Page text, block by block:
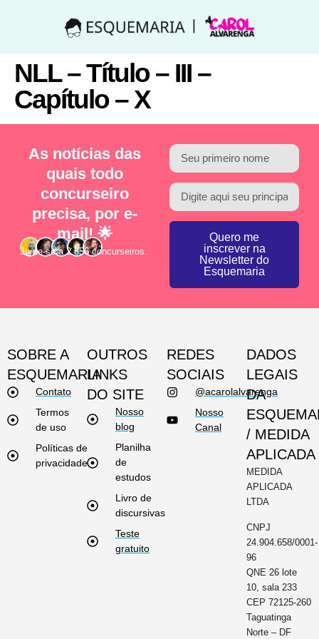
NLL – Título – III –
Capítulo – X
As notícias das
quais todo
concurseiro
precisa, por e-
mail! 🌟
Junte-se a 2.856 concurseiros.
Quero me
inscrever na
Newsletter do
Esquemaria
SOBRE A
ESQUEMARIA
Contato
Termos
de uso
Políticas de
privacidade
OUTROS
LINKS
DO SITE
Nosso
blog
Planilha
de
estudos
Livro de
discursivas
Teste
gratuito
REDES
SOCIAIS
@acarolalvarenga
Nosso
Canal
DADOS
LEGAIS
DA
/ MEDIDA
APLICADA
MEDIDA
APLICADA
LTDA
CNPJ
24.904.658/0001-
96
QNE 26 lote
10, sala 233
CEP 72125-260
Taguatinga
Norte – DF